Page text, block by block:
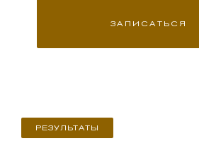
ЗАПИСАТЬСЯ
РЕЗУЛЬТАТЫ